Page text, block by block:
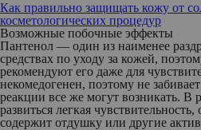
Как правильно защищать кожу от
косметологических процедур
Возможные побочные эффекты
Пантенол — один из наименее
средствах по уходу за кожей,
рекомендуют его даже для
некомедогенен, поэтому не
реакции все же могут возникать. В
развиться легкая
содержит отдушку или другие